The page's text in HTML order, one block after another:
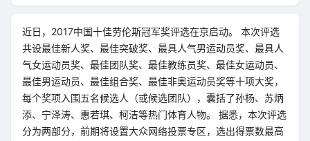
近日，2017中国十佳劳伦斯冠军奖评选在京启动。 本次评选
共设最佳新人奖、最佳突破奖、最具人气男运动员奖、最具人
气女运动员奖、最佳团队奖、最佳教练员奖、最佳女运动员、
最佳男运动员、最佳组合奖、最佳非奥运动员奖等十项大奖，
每个奖项入围五名候选人（或候选团队），囊括了孙杨、苏炳
添、宁泽涛、惠若琪、柯洁等热门体育人物。 据悉，本次评选
分为两部分，前期将设置大众网络投票专区，选出得票数最高